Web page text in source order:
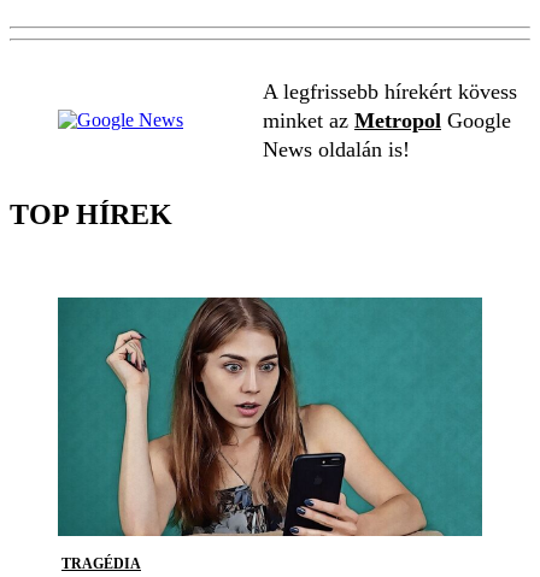
A legfrissebb hírekért kövess
minket az Metropol Google
News oldalán is!
TOP HÍREK
TRAGÉDIA